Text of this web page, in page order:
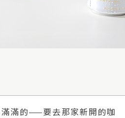
滿的——要去那家新開的咖